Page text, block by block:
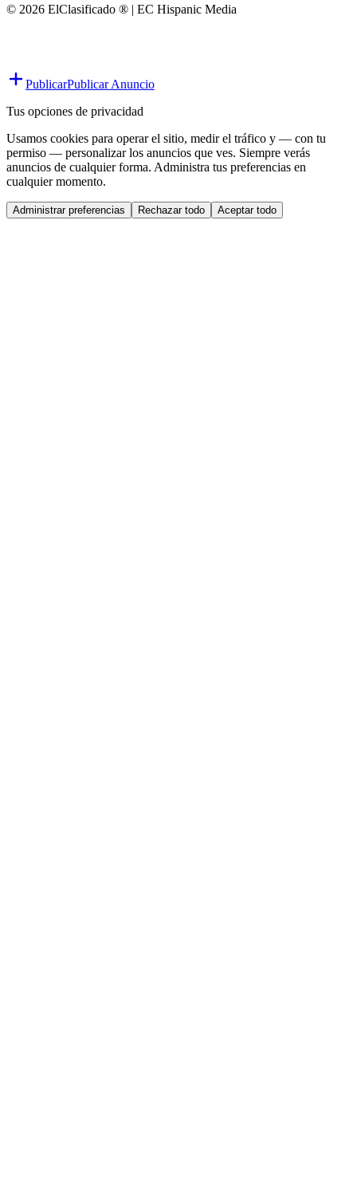
© 2026 ElClasificado ® | EC Hispanic Media
PublicarPublicar Anuncio
Tus opciones de privacidad
Usamos cookies para operar el sitio, medir el tráfico y — con tu
permiso — personalizar los anuncios que ves. Siempre verás
anuncios de cualquier forma. Administra tus preferencias en
cualquier momento.
Administrar preferencias Rechazar todo Aceptar todo